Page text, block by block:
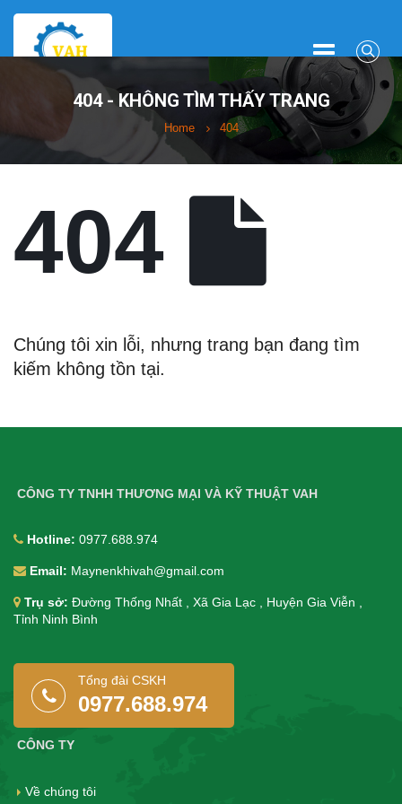
404 - KHÔNG TÌM THẤY TRANG
Home 404
404
Chúng tôi xin lỗi, nhưng trang bạn đang tìm
kiếm không tồn tại.
CÔNG TY TNHH THƯƠNG MẠI VÀ KỸ THUẬT VAH
Hotline: 0977.688.974
Email: Maynenkhivah@gmail.com
Trụ sở: Đường Thống Nhất , Xã Gia Lạc , Huyện Gia Viễn ,
Tỉnh Ninh Bình
Tổng đài CSKH
0977.688.974
CÔNG TY
Về chúng tôi